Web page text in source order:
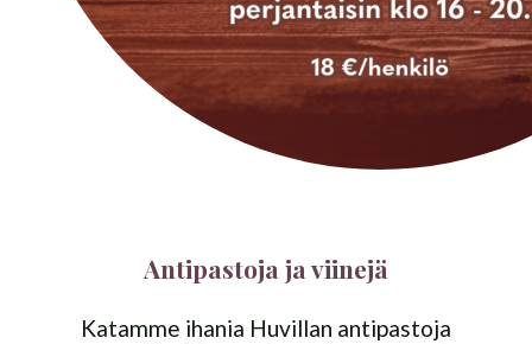
Antipastoja ja viinejä
Katamme ihania Huvillan antipastoja